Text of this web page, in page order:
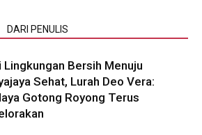
DARI PENULIS
Lingkungan Bersih Menuju
Sehat, Lurah Deo Vera:
Gotong Royong Terus